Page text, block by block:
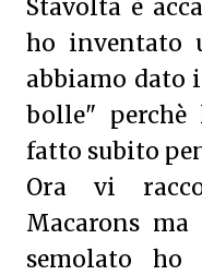
Stavolta è
ho inventato
abbiamo dato
bolle" perchè
fatto subito
Ora vi
Macarons ma
semolato ho